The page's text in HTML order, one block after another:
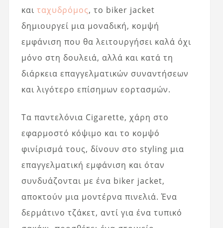
και ταχυδρόμος, το biker jacket
δημιουργεί μια μοναδική, κομψή
εμφάνιση που θα λειτουργήσει καλά όχι
μόνο στη δουλειά, αλλά και κατά τη
διάρκεια επαγγελματικών συναντήσεων
και λιγότερο επίσημων εορτασμών.
Τα παντελόνια Cigarette, χάρη στο
εφαρμοστό κόψιμο και το κομψό
φινίρισμά τους, δίνουν στο styling μια
επαγγελματική εμφάνιση και όταν
συνδυάζονται με ένα biker jacket,
αποκτούν μια μοντέρνα πινελιά. Ένα
δερμάτινο τζάκετ, αντί για ένα τυπικό